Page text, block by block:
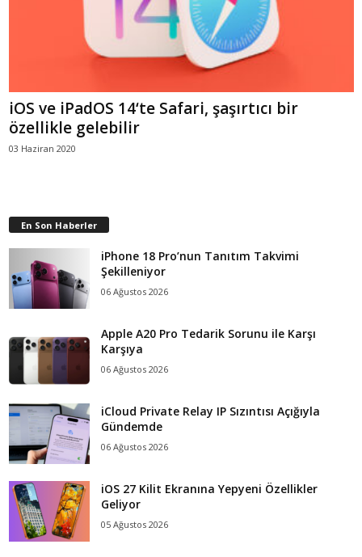
iOS ve iPadOS 14‘te Safari, şaşırtıcı bir
özellikle gelebilir
03 Haziran 2020
En Son Haberler
iPhone 18 Pro’nun Tanıtım Takvimi
Şekilleniyor
06 Ağustos 2026
Apple A20 Pro Tedarik Sorunu ile Karşı
Karşıya
06 Ağustos 2026
iCloud Private Relay IP Sızıntısı Açığıyla
Gündemde
06 Ağustos 2026
iOS 27 Kilit Ekranına Yepyeni Özellikler
Geliyor
05 Ağustos 2026